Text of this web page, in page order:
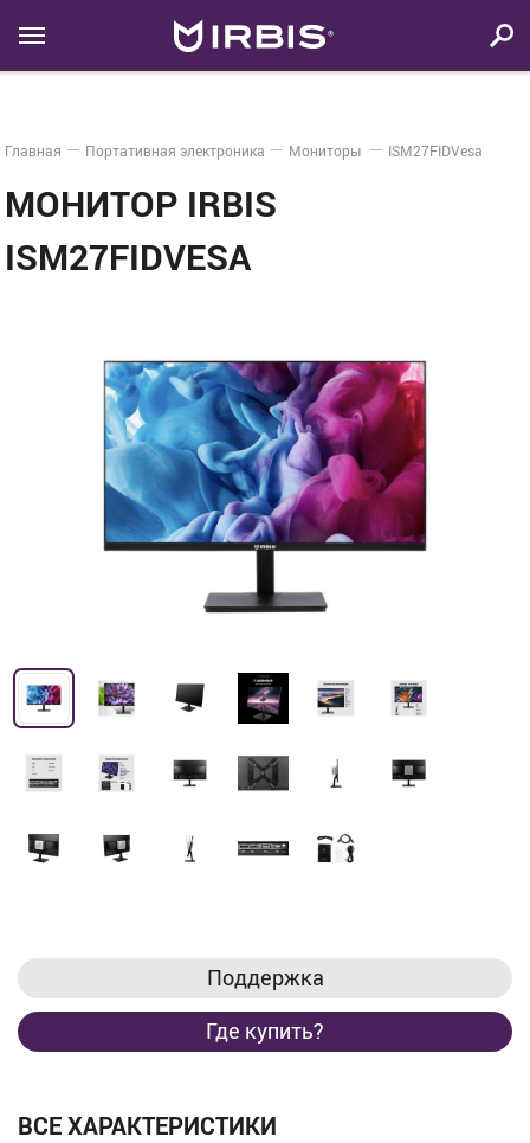
Главная Портативная электроника Мониторы ISM27FIDVesa
МОНИТОР IRBIS
ISM27FIDVESA
Поддержка
Где купить?
ВСЕ ХАРАКТЕРИСТИКИ